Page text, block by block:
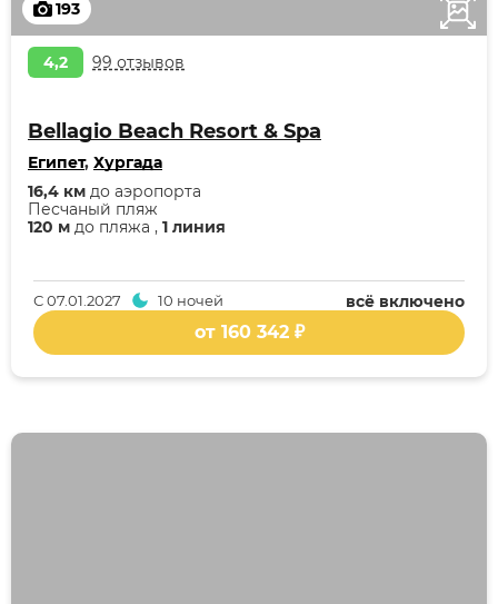
193
4,2 99 отзывов
Bellagio Beach Resort & Spa
Египет, Хургада
120 м до пляжа , 1 линия
Песчаный пляж
16,4 км до аэропорта
всё включено
С07.01.2027 10 ночей
от 160 342 ₽